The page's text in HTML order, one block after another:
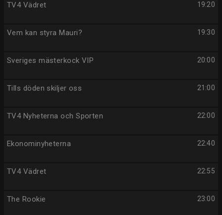
19:20
TV4 Vädret
19:30
Vem kan styra Mauri?
20:00
Sveriges mästerkock VIP
21:00
Tills döden skiljer oss
22:00
TV4 Nyheterna och Sporten
22:40
Ekonominyheterna
22:55
TV4 Vädret
23:00
The Rookie